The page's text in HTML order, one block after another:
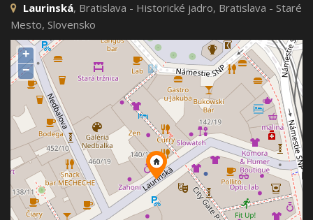
Laurinská, Bratislava - Historické jadro, Bratislava - Staré
Mesto, Slovensko
+
−